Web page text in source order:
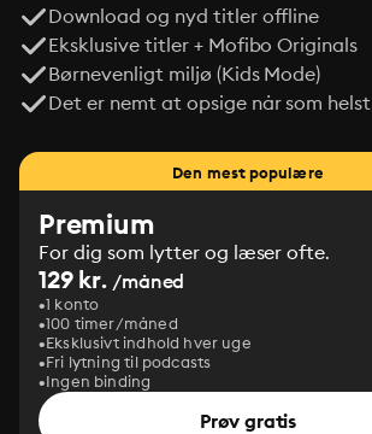
Download og nyd titler offline
Eksklusive titler + Mofibo Originals
Børnevenligt miljø (Kids Mode)
Det er nemt at opsige når som helst
Den mest populære
Premium
For dig som lytter og læser ofte.
129 kr. /måned
1 konto
100 timer/måned
Eksklusivt indhold hver uge
Fri lytning til podcasts
Ingen binding
Prøv gratis